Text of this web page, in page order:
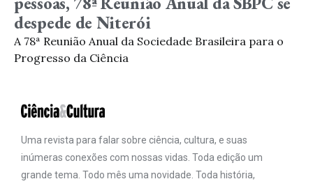
despede de Niterói
A 78ª Reunião Anual da Sociedade Brasileira para o
Progresso da Ciência
Uma revista para falar sobre ciência, cultura, e suas
inúmeras conexões com nossas vidas. Toda edição um
grande tema. Todo mês uma novidade. Toda história,